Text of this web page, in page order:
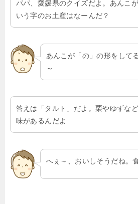
パパ、愛媛県のクイズだよ。あんこ
いう字のお土産はなーんだ？
あんこが「の」の形をして
～
答えは「タルト」だよ。栗やゆずな
味があるんだよ
へぇ～、おいしそうだね。